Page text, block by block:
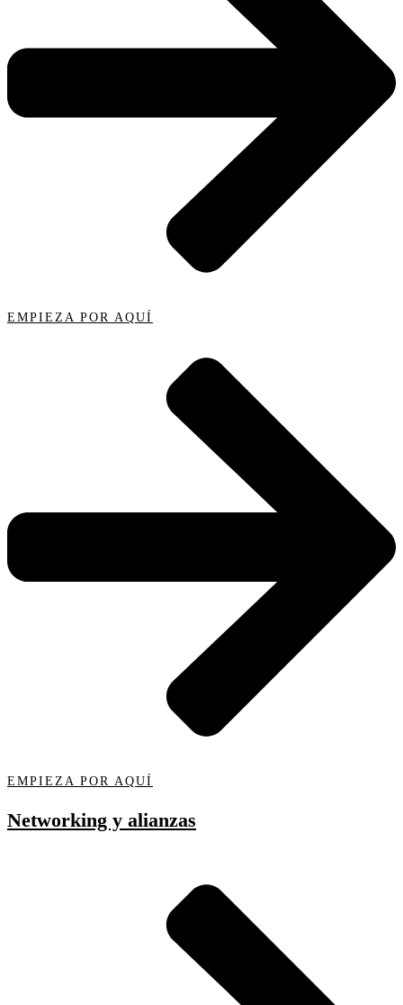
EMPIEZA POR AQUÍ
EMPIEZA POR AQUÍ
Networking y alianzas